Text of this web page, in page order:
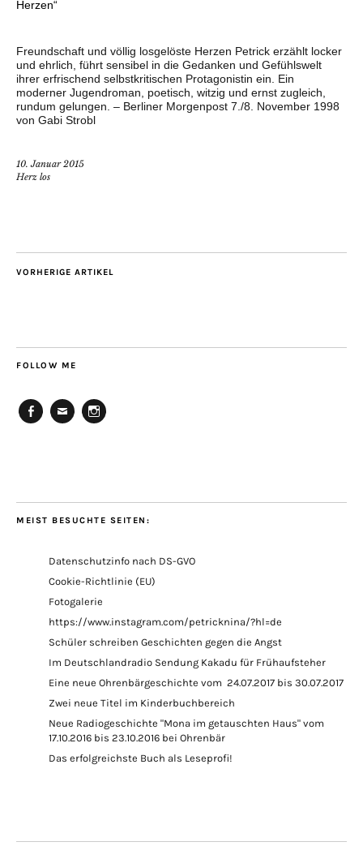
Herzen“
Freundschaft und völlig losgelöste Herzen Petrick erzählt locker
und ehrlich, führt sensibel in die Gedanken­ und Gefühlswelt
ihrer erfrischend selbstkritischen Protagonistin ein. Ein
moderner Jugendroman, poetisch, witzig und ernst zugleich,
rundum gelungen. – Berliner Morgenpost 7./8. November 1998
von Gabi Strobl
10. Januar 2015
Herz los
VORHERIGE ARTIKEL
FOLLOW ME
MEIST BESUCHTE SEITEN:
Datenschutzinfo nach DS-GVO
Cookie-Richtlinie (EU)
Fotogalerie
https://www.instagram.com/petricknina/?hl=de
Schüler schreiben Geschichten gegen die Angst
Im Deutschlandradio Sendung Kakadu für Frühaufsteher
Eine neue Ohrenbärgeschichte vom 24.07.2017 bis 30.07.2017
Zwei neue Titel im Kinderbuchbereich
Neue Radiogeschichte "Mona im getauschten Haus" vom
17.10.2016 bis 23.10.2016 bei Ohrenbär
Das erfolgreichste Buch als Leseprofi!